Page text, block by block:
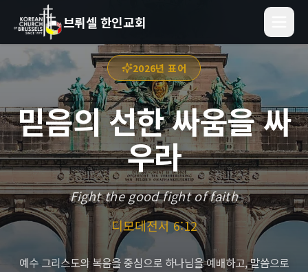
브뤼셀 한인교회
2026년 표어
믿음의 선한 싸움을 싸
우라
Fight the good fight of faith
디모데전서 6:12
예수 그리스도의 복음을 중심으로 하나님을 예배하고, 말씀으로